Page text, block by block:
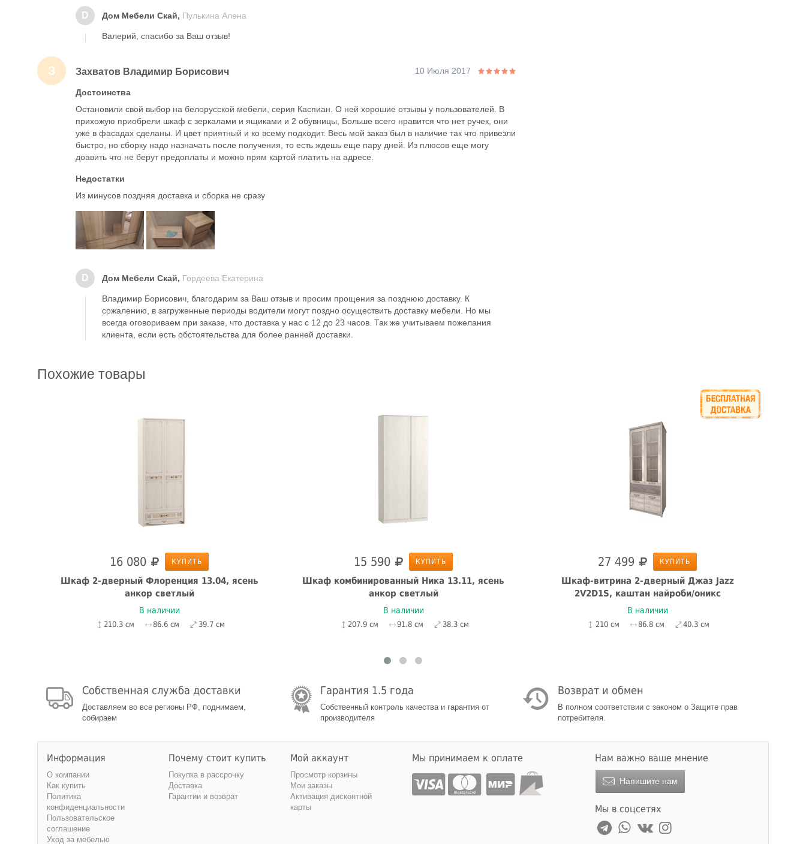
D Дом Мебели Скай, Пулькина Алена
Валерий, спасибо за Ваш отзыв!
З Захватов Владимир Борисович 10 Июля 2017
Достоинства
Остановили свой выбор на белорусской мебели, серия Каспиан. О ней хорошие отзывы у пользователей. В
прихожую приобрели шкаф с зеркалами и ящиками и 2 обувницы, Больше всего нравится что нет ручек, они
уже в фасадах сделаны. И цвет приятный и ко всему подходит. Весь мой заказ был в наличие так что привезли
быстро, но сборку надо назначать после получения, то есть ждешь еще пару дней. Из плюсов еще могу
доавить что не берут предоплаты и можно прям картой платить на адресе.
Недостатки
Из минусов поздняя доставка и сборка не сразу
D Дом Мебели Скай, Гордеева Екатерина
Владимир Борисович, благодарим за Ваш отзыв и просим прощения за позднюю доставку. К
сожалению, в загруженные периоды водители могут поздно осуществить доставку мебели. Но мы
всегда оговориваем при заказе, что доставка у нас с 12 до 23 часов. Так же учитываем пожелания
клиента, если есть обстоятельства для более ранней доставки.
Похожие товары
16 080 КУПИТЬ
Шкаф 2-дверный Флоренция 13.04, ясень
анкор светлый
В наличии
210.3 см 86.6 см 39.7 см
15 590 КУПИТЬ
Шкаф комбинированный Ника 13.11, ясень
анкор светлый
В наличии
207.9 см 91.8 см 38.3 см
27 499 КУПИТЬ
Шкаф-витрина 2-дверный Джаз Jazz
2V2D1S, каштан найроби/оникс
В наличии
210 см 86.8 см 40.3 см
Собственная служба доставки
Доставляем во все регионы РФ, поднимаем,
собираем
Гарантия 1.5 года
Собственный контроль качества и гарантия от
производителя
Возврат и обмен
В полном соответствии с законом о Защите прав
потребителя.
Информация
О компании
Как купить
Политика
конфиденциальности
Пользовательское
соглашение
Уход за мебелью
Почему стоит купить
Покупка в рассрочку
Доставка
Гарантии и возврат
Мой аккаунт
Просмотр корзины
Мои заказы
Активация дисконтной
карты
Мы принимаем к оплате Нам важно ваше мнение
Напишите нам
Мы в соцсетях